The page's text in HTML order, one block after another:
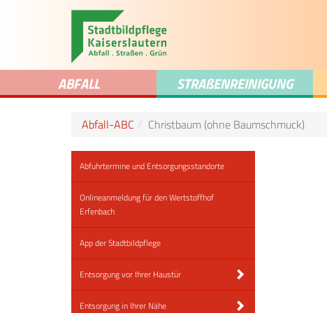
ABFALL STRAßENREINIGUNG
Abfall-ABC Christbaum (ohne Baumschmuck)
Abfuhrtermine und Entsorgungsstandorte
Onlineanmeldung für den Wertstoffhof
Erfenbach
App der Stadtbildpflege
Entsorgung vor Ihrer Haustür
Entsorgung in Ihrer Nähe